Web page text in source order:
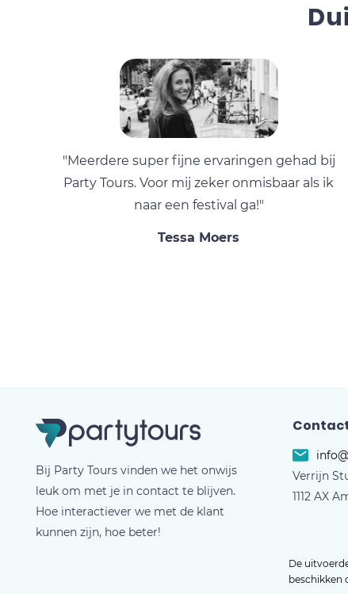
"Meerdere super fijne ervaringen gehad bij
Party Tours. Voor mij zeker onmisbaar als ik
naar een festival ga!"
Tessa Moers
Bij Party Tours vinden we het onwijs
leuk om met je in contact te blijven.
Hoe interactiever we met de klant
kunnen zijn, hoe beter!
Verrijn
1112 AX
De
beschikken